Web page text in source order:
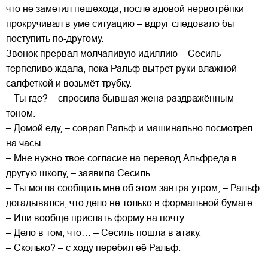
что не заметил пешехода, после адовой нервотрёпки
прокручивал в уме ситуацию – вдруг следовало бы
поступить по-другому.
Звонок прервал молчаливую идиллию – Сесиль
терпеливо ждала, пока Ральф вытрет руки влажной
салфеткой и возьмёт трубку.
– Ты где? – спросила бывшая жена раздражённым
тоном.
– Домой еду, – соврал Ральф и машинально посмотрел
на часы.
– Мне нужно твоё согласие на перевод Альфреда в
другую школу, – заявила Сесиль.
– Ты могла сообщить мне об этом завтра утром, – Ральф
догадывался, что дело не только в формальной бумаге.
– Или вообще прислать форму на почту.
– Дело в том, что… – Сесиль пошла в атаку.
– Сколько? – с ходу перебил её Ральф.